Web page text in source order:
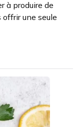
à produire de
une seule